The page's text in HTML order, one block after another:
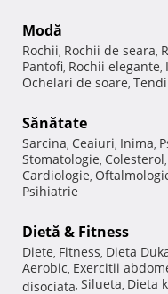
Modă
Rochii, Rochii de seara,
Pantofi, Rochii elegante,
Ochelari de soare,
Sănătate
Sarcina, Ceaiuri, Inima,
Stomatologie, Colesterol,
Cardiologie,
Psihiatrie
Dietă & Fitness
Diete, Fitness, Dieta
Aerobic, Exercitii
disociata, Silueta, Dieta